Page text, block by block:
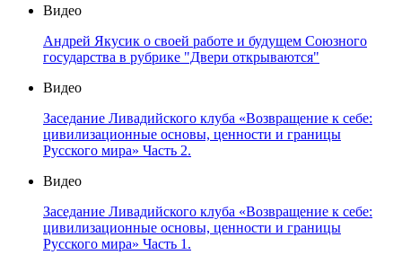
Видео
Андрей Якусик о своей работе и будущем Союзного
государства в рубрике "Двери открываются"
Видео
Заседание Ливадийского клуба «Возвращение к себе:
цивилизационные основы, ценности и границы
Русского мира» Часть 2.
Видео
Заседание Ливадийского клуба «Возвращение к себе:
цивилизационные основы, ценности и границы
Русского мира» Часть 1.